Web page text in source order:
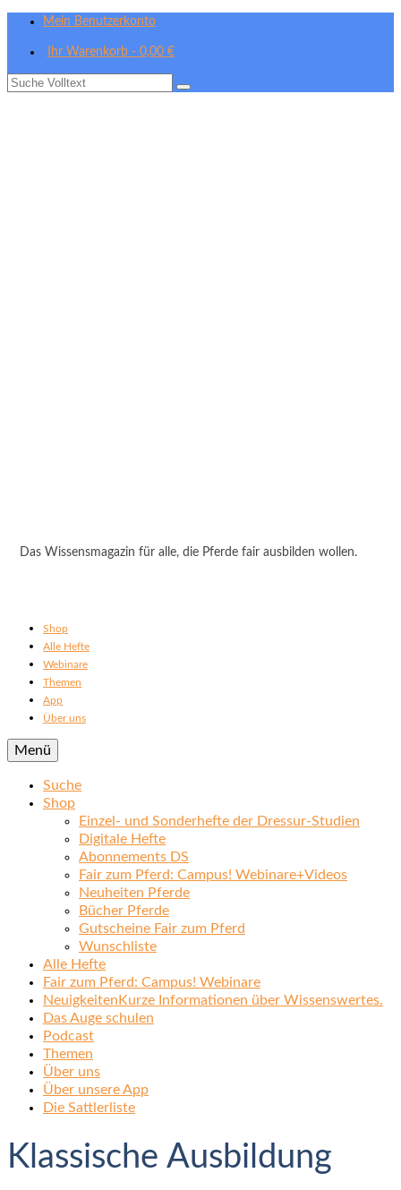
Mein Benutzerkonto
Ihr Warenkorb - 0,00 €
Suche
Das Wissensmagazin für alle, die Pferde fair ausbilden wollen.
Shop
Alle Hefte
Webinare
Themen
App
Über uns
Menü
Suche
Shop
Einzel- und Sonderhefte der Dressur-Studien
Digitale Hefte
Abonnements DS
Fair zum Pferd: Campus! Webinare+Videos
Neuheiten Pferde
Bücher Pferde
Gutscheine Fair zum Pferd
Wunschliste
Alle Hefte
Fair zum Pferd: Campus! Webinare
Neuigkeiten Kurze Informationen über Wissenswertes.
Das Auge schulen
Podcast
Themen
Über uns
Über unsere App
Die Sattlerliste
Klassische Ausbildung